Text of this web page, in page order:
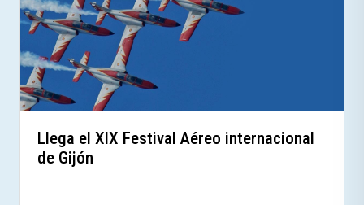
Llega el XIX Festival Aéreo internacional
de Gijón